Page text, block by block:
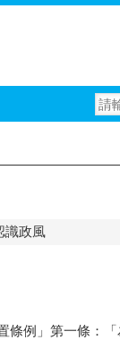
識政風
條例」第一條：